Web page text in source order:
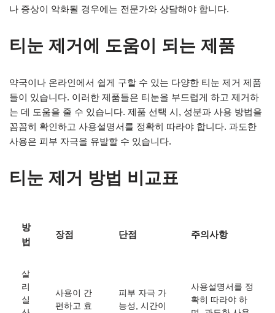
나 증상이 악화될 경우에는 전문가와 상담해야 합니다.
티눈 제거에 도움이 되는 제품
약국이나 온라인에서 쉽게 구할 수 있는 다양한 티눈 제거 제품
들이 있습니다. 이러한 제품들은 티눈을 부드럽게 하고 제거하
는 데 도움을 줄 수 있습니다. 제품 선택 시, 성분과 사용 방법을
꼼꼼히 확인하고 사용설명서를 정확히 따라야 합니다. 과도한
사용은 피부 자극을 유발할 수 있습니다.
티눈 제거 방법 비교표
방
법
장점 단점 주의사항
살
리
실
사용이 간
편하고 효
피부 자극 가
능성, 시간이
사용설명서를 정
확히 따라야 하